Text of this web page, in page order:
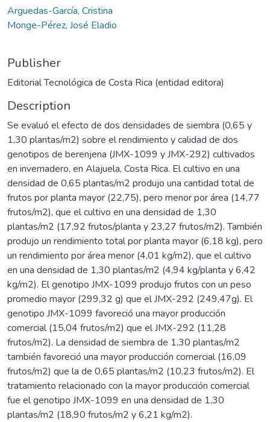
Arguedas-García, Cristina
Monge-Pérez, José Eladio
Publisher
Editorial Tecnológica de Costa Rica (entidad editora)
Description
Se evaluó el efecto de dos densidades de siembra (0,65 y
1,30 plantas/m2) sobre el rendimiento y calidad de dos
genotipos de berenjena (JMX-1099 y JMX-292) cultivados
en invernadero, en Alajuela, Costa Rica. El cultivo en una
densidad de 0,65 plantas/m2 produjo una cantidad total de
frutos por planta mayor (22,75), pero menor por área (14,77
frutos/m2), que el cultivo en una densidad de 1,30
plantas/m2 (17,92 frutos/planta y 23,27 frutos/m2). También
produjo un rendimiento total por planta mayor (6,18 kg), pero
un rendimiento por área menor (4,01 kg/m2), que el cultivo
en una densidad de 1,30 plantas/m2 (4,94 kg/planta y 6,42
kg/m2). El genotipo JMX-1099 produjo frutos con un peso
promedio mayor (299,32 g) que el JMX-292 (249,47g). El
genotipo JMX-1099 favoreció una mayor producción
comercial (15,04 frutos/m2) que el JMX-292 (11,28
frutos/m2). La densidad de siembra de 1,30 plantas/m2
también favoreció una mayor producción comercial (16,09
frutos/m2) que la de 0,65 plantas/m2 (10,23 frutos/m2). El
tratamiento relacionado con la mayor producción comercial
fue el genotipo JMX-1099 en una densidad de 1,30
plantas/m2 (18,90 frutos/m2 y 6,21 kg/m2).